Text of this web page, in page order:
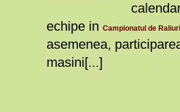
echipe in Campionatul de
asemenea,
masini[...]